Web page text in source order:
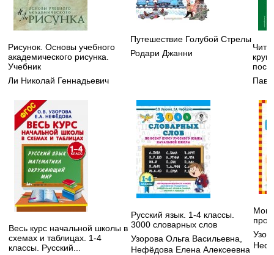
Рисунок. Основы учебного
академического рисунка.
Учебник
Ли Николай Геннадьевич
Путешествие Голубой Стрелы
Родари Джанни
Весь курс начальной школы в
схемах и таблицах. 1-4
классы. Русский...
Русский язык. 1-4 классы.
3000 словарных слов
Узорова Ольга Васильевна
Нефёдова Елена Алексеевна
Мои